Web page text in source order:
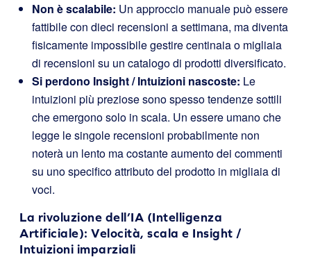
Non è scalabile: Un approccio manuale può essere
fattibile con dieci recensioni a settimana, ma diventa
fisicamente impossibile gestire centinaia o migliaia
di recensioni su un catalogo di prodotti diversificato.
Si perdono Insight / Intuizioni nascoste: Le
intuizioni più preziose sono spesso tendenze sottili
che emergono solo in scala. Un essere umano che
legge le singole recensioni probabilmente non
noterà un lento ma costante aumento dei commenti
su uno specifico attributo del prodotto in migliaia di
voci.
La rivoluzione dell’IA (Intelligenza
Artificiale): Velocità, scala e Insight /
Intuizioni imparziali